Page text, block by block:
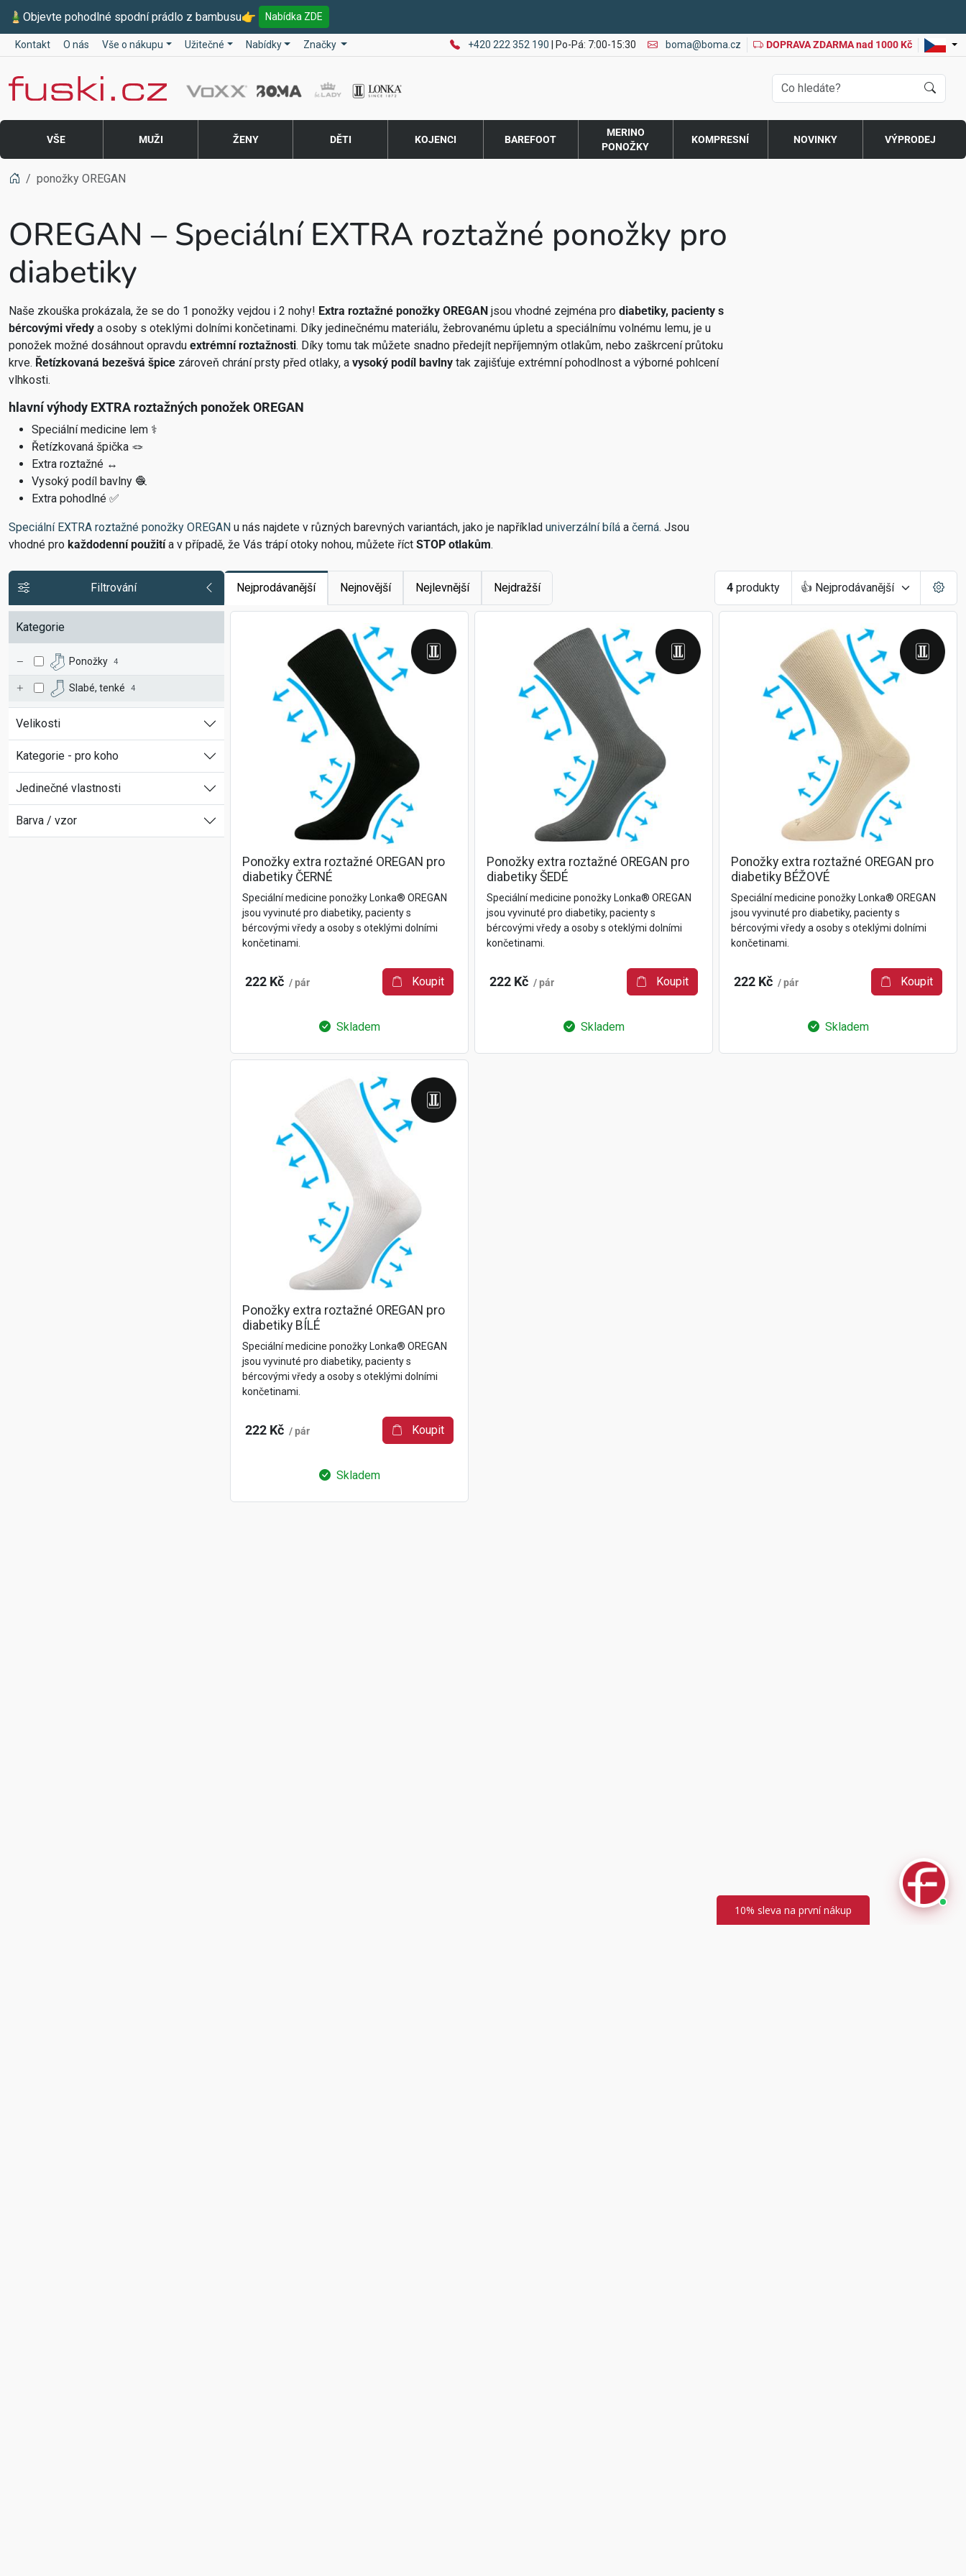
🎍 Objevte pohodlné spodní prádlo z bambusu👉 Nabídka ZDE
Kontakt O nás Vše o nákupu Užitečné Nabídky Značky +420 222 352 190 | Po-Pá: 7:00-15:30 boma@boma.cz DOPRAVA ZDARMA nad 1000 Kč
Fuski BOMA
VŠE MUŽI ŽENY DĚTI KOJENCI BAREFOOT
MERINO
PONOŽKY
KOMPRESNÍ NOVINKY VÝPRODEJ
ponožky OREGAN
OREGAN – Speciální EXTRA roztažné ponožky pro
diabetiky
Naše zkouška prokázala, že se do 1 ponožky vejdou i 2 nohy! Extra roztažné ponožky OREGAN jsou vhodné zejména pro diabetiky, pacienty s
bércovými vředy a osoby s oteklými dolními končetinami. Díky jedinečnému materiálu, žebrovanému úpletu a speciálnímu volnému lemu, je u
ponožek možné dosáhnout opravdu extrémní roztažnosti. Díky tomu tak můžete snadno předejít nepříjemným otlakům, nebo zaškrcení průtoku
krve. Řetízkovaná bezešvá špice zároveň chrání prsty před otlaky, a vysoký podíl bavlny tak zajišťuje extrémní pohodlnost a výborné pohlcení
vlhkosti.
hlavní výhody EXTRA roztažných ponožek OREGAN
Speciální medicine lem ⚕️
Řetízkovaná špička 🪢
Extra roztažné ↔️
Vysoký podíl bavlny 🧶
Extra pohodlné ✅
Speciální EXTRA roztažné ponožky OREGAN u nás najdete v různých barevných variantách, jako je například univerzální bílá a černá. Jsou
vhodné pro každodenní použitía v případě, že Vás trápí otoky nohou, můžete říct STOP otlakům.
Filtrování Nejprodávanější Nejnovější Nejlevnější Nejdražší 4 produkty
Kategorie
Ponožky 4
Slabé, tenké 4
Velikosti
Kategorie - pro koho
Jedinečné vlastnosti
Barva / vzor
Ponožky extra roztažné OREGAN pro
diabetiky ČERNÉ
Speciální medicine ponožky Lonka® OREGAN
jsou vyvinuté pro diabetiky, pacienty s
bércovými vředy a osoby s oteklými dolními
končetinami.
222 Kč / pár Koupit
Skladem
Ponožky extra roztažné OREGAN pro
diabetiky ŠEDÉ
Speciální medicine ponožky Lonka® OREGAN
jsou vyvinuté pro diabetiky, pacienty s
bércovými vředy a osoby s oteklými dolními
končetinami.
222 Kč / pár Koupit
Skladem
Ponožky extra roztažné OREGAN pro
diabetiky BÉŽOVÉ
Speciální medicine ponožky Lonka® OREGAN
jsou vyvinuté pro diabetiky, pacienty s
bércovými vředy a osoby s oteklými dolními
končetinami.
222 Kč / pár Koupit
Skladem
Ponožky extra roztažné OREGAN pro
diabetiky BÍLÉ
Speciální medicine ponožky Lonka® OREGAN
jsou vyvinuté pro diabetiky, pacienty s
bércovými vředy a osoby s oteklými dolními
končetinami.
222 Kč / pár Koupit
Skladem
10% sleva na první nákup